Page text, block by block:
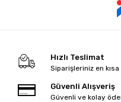
Hızlı Teslimat
Siparişleriniz en
Güvenli Alışveriş
Güvenli ve kolay